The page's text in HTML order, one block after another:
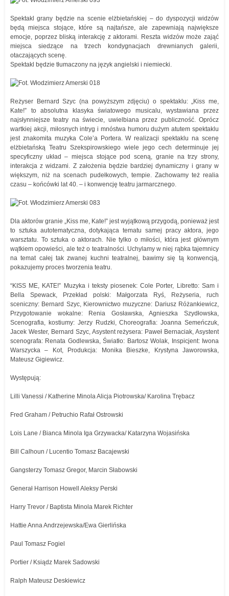
Spektakl grany będzie na scenie elżbietańskiej – do dyspozycji widzów
będą miejsca stojące, które są najtańsze, ale zapewniają największe
emocje, poprzez bliską interakcję z aktorami. Reszta widzów może zająć
miejsca siedzące na trzech kondygnacjach drewnianych galerii,
otaczających scenę.
Spektakl będzie tłumaczony na język angielski i niemiecki.
Reżyser Bernard Szyc (na powyższym zdjęciu) o spektaklu: „Kiss me,
Kate!” to absolutna klasyka światowego musicalu, wystawiana przez
najsłynniejsze teatry na świecie, uwielbiana przez publiczność. Oprócz
wartkiej akcji, miłosnych intryg i mnóstwa humoru dużym atutem spektaklu
jest znakomita muzyka Cole’a Portera. W realizacji spektaklu na scenę
elżbietańską Teatru Szekspirowskiego wiele jego cech determinuje jej
specyficzny układ – miejsca stojące pod sceną, granie na trzy strony,
interakcja z widzami. Z założenia będzie bardziej dynamiczny i grany w
większym, niż na scenach pudełkowych, tempie. Zachowamy też realia
czasu – końcówki lat 40. – i konwencję teatru jarmarcznego.
Dla aktorów granie „Kiss me, Kate!” jest wyjątkową przygodą, ponieważ jest
to sztuka autotematyczna, dotykająca tematu samej pracy aktora, jego
warsztatu. To sztuka o aktorach. Nie tylko o miłości, która jest głównym
wątkiem opowieści, ale też o teatralności. Uchylamy w niej rąbka tajemnicy
na temat całej tak zwanej kuchni teatralnej, bawimy się tą konwencją,
pokazujemy proces tworzenia teatru.
“KISS ME, KATE!” Muzyka i teksty piosenek: Cole Porter, Libretto: Sam i
Bella Spewack, Przekład polski: Małgorzata Ryś, Reżyseria, ruch
sceniczny: Bernard Szyc, Kierownictwo muzyczne: Dariusz Różankiewicz,
Przygotowanie wokalne: Renia Gosławska, Agnieszka Szydłowska,
Scenografia, kostiumy: Jerzy Rudzki, Choreografia: Joanna Semeńczuk,
Jacek Wester, Bernard Szyc, Asystent reżysera: Paweł Bernaciak, Asystent
scenografa: Renata Godlewska, Światło: Bartosz Wolak, Inspicjent: Iwona
Warszycka – Kot, Produkcja: Monika Bieszke, Krystyna Jaworowska,
Mateusz Gigiewicz.
Występują:
Lilli Vanessi / Katherine Minola Alicja Piotrowska/ Karolina Trębacz
Fred Graham / Petruchio Rafał Ostrowski
Lois Lane / Bianca Minola Iga Grzywacka/ Katarzyna Wojasińska
Bill Calhoun / Lucentio Tomasz Bacajewski
Gangsterzy Tomasz Gregor, Marcin Słabowski
Generał Harrison Howell Aleksy Perski
Harry Trevor / Baptista Minola Marek Richter
Hattie Anna Andrzejewska/Ewa Gierlińska
Paul Tomasz Fogiel
Portier / Ksiądz Marek Sadowski
Ralph Mateusz Deskiewicz